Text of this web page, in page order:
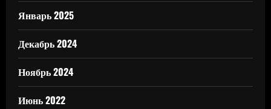
Январь 2025
Декабрь 2024
Ноябрь 2024
Июнь 2022